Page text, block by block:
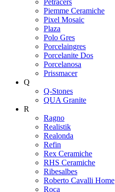
Piemme Ceramiche
Pixel Mosaic
Plaza
Polo Gres
Porcelaingres
Porcelanite Dos
Porcelanosa
Prissmacer
Q
Q-Stones
QUA Granite
R
Ragno
Realistik
Realonda
Refin
Rex Ceramiche
RHS Ceramiche
Ribesalbes
Roberto Cavalli Home
Roca